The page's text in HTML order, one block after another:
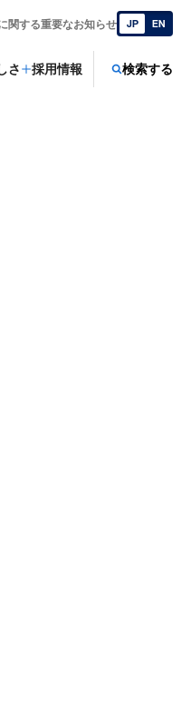
さ 採用情報 検索する
関する重要なお知らせ JP EN